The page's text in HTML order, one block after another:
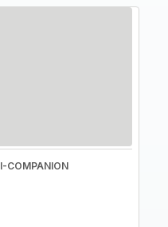
I-COMPANION